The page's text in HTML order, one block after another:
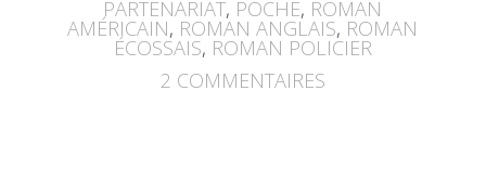
PARTENARIAT, POCHE, ROMAN
AMÉRICAIN, ROMAN ANGLAIS, ROMAN
ÉCOSSAIS, ROMAN POLICIER
2 COMMENTAIRES